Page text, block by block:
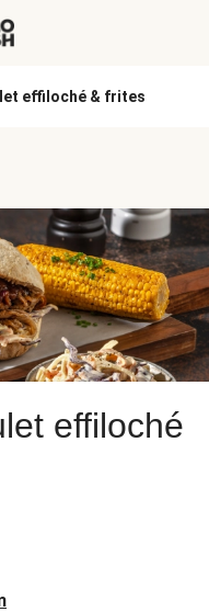
effiloché & frites
effiloché